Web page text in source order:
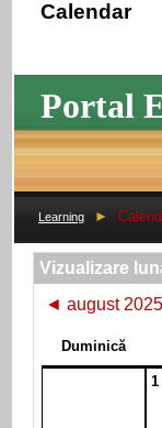
Calendar
Portal
Learning ►
Vizualizare
◄ august 2025
Duminică
1